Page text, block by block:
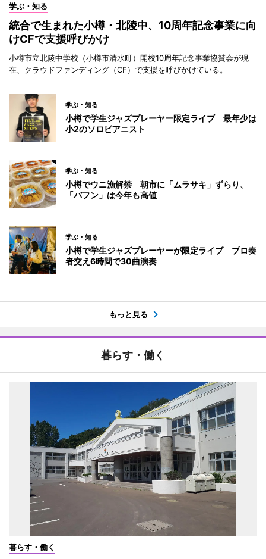
学ぶ・知る
統合で生まれた小樽・北陵中、10周年記念事業に向
けCFで支援呼びかけ
小樽市立北陵中学校（小樽市清水町）開校10周年記念事業協賛会が現
在、クラウドファンディング（CF）で支援を呼びかけている。
学ぶ・知る
小樽で学生ジャズプレーヤー限定ライブ 最年少は
小2のソロピアニスト
学ぶ・知る
小樽でウニ漁解禁 朝市に「ムラサキ」ずらり、
「バフン」は今年も高値
学ぶ・知る
小樽で学生ジャズプレーヤーが限定ライブ プロ奏
者交え6時間で30曲演奏
もっと見る
暮らす・働く
暮らす・働く